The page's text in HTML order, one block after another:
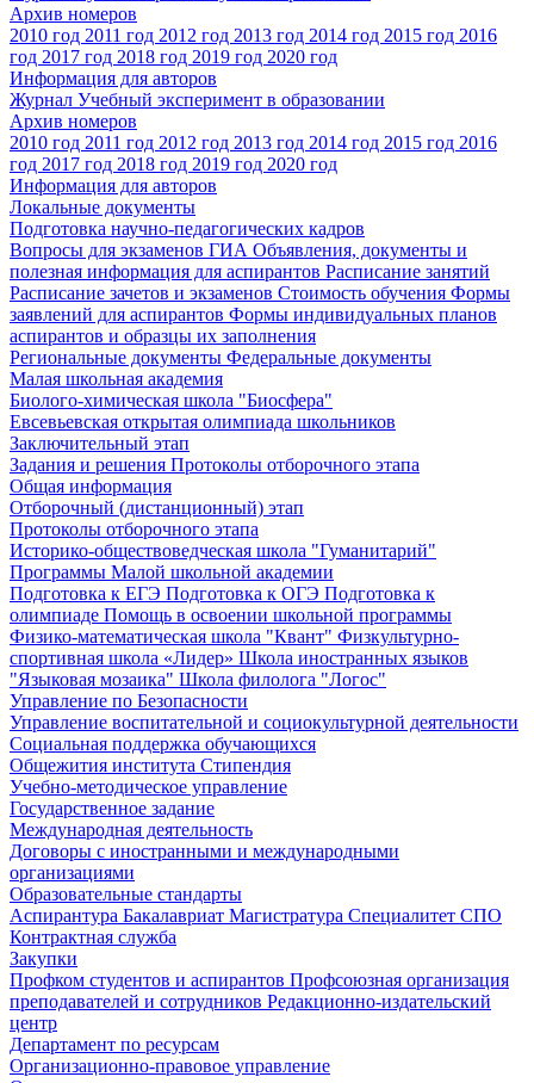
Архив номеров
2010 год 2011 год 2012 год 2013 год 2014 год 2015 год 2016
год 2017 год 2018 год 2019 год 2020 год
Информация для авторов
Журнал Учебный эксперимент в образовании
Архив номеров
2010 год 2011 год 2012 год 2013 год 2014 год 2015 год 2016
год 2017 год 2018 год 2019 год 2020 год
Информация для авторов
Локальные документы
Подготовка научно-педагогических кадров
Вопросы для экзаменов ГИА Объявления, документы и
полезная информация для аспирантов Расписание занятий
Расписание зачетов и экзаменов Стоимость обучения Формы
заявлений для аспирантов Формы индивидуальных планов
аспирантов и образцы их заполнения
Региональные документы Федеральные документы
Малая школьная академия
Биолого-химическая школа "Биосфера"
Евсевьевская открытая олимпиада школьников
Заключительный этап
Задания и решения Протоколы отборочного этапа
Общая информация
Отборочный (дистанционный) этап
Протоколы отборочного этапа
Историко-обществоведческая школа "Гуманитарий"
Программы Малой школьной академии
Подготовка к ЕГЭ Подготовка к ОГЭ Подготовка к
олимпиаде Помощь в освоении школьной программы
Физико-математическая школа "Квант" Физкультурно-
спортивная школа «Лидер» Школа иностранных языков
"Языковая мозаика" Школа филолога "Логос"
Управление по Безопасности
Управление воспитательной и социокультурной деятельности
Социальная поддержка обучающихся
Общежития института Стипендия
Учебно-методическое управление
Государственное задание
Международная деятельность
Договоры с иностранными и международными
организациями
Образовательные стандарты
Аспирантура Бакалавриат Магистратура Специалитет СПО
Контрактная служба
Закупки
Профком студентов и аспирантов Профсоюзная организация
преподавателей и сотрудников Редакционно-издательский
центр
Департамент по ресурсам
Организационно-правовое управление